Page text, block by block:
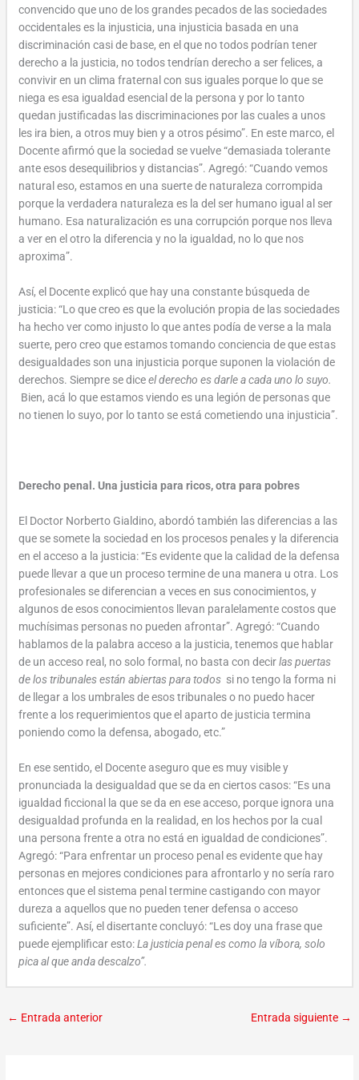
convencido que uno de los grandes pecados de las sociedades
occidentales es la injusticia, una injusticia basada en una
discriminación casi de base, en el que no todos podrían tener
derecho a la justicia, no todos tendrían derecho a ser felices, a
convivir en un clima fraternal con sus iguales porque lo que se
niega es esa igualdad esencial de la persona y por lo tanto
quedan justificadas las discriminaciones por las cuales a unos
les ira bien, a otros muy bien y a otros pésimo”. En este marco, el
Docente afirmó que la sociedad se vuelve “demasiada tolerante
ante esos desequilibrios y distancias”. Agregó: “Cuando vemos
natural eso, estamos en una suerte de naturaleza corrompida
porque la verdadera naturaleza es la del ser humano igual al ser
humano. Esa naturalización es una corrupción porque nos lleva
a ver en el otro la diferencia y no la igualdad, no lo que nos
aproxima”.
Así, el Docente explicó que hay una constante búsqueda de
justicia: “Lo que creo es que la evolución propia de las sociedades
ha hecho ver como injusto lo que antes podía de verse a la mala
suerte, pero creo que estamos tomando conciencia de que estas
desigualdades son una injusticia porque suponen la violación de
derechos. Siempre se diceel derecho es darle a cada uno lo suyo.
Bien, acá lo que estamos viendo es una legión de personas que
no tienen lo suyo, por lo tanto se está cometiendo una injusticia”.
Derecho penal. Una justicia para ricos, otra para pobres
El Doctor Norberto Gialdino, abordó también las diferencias a las
que se somete la sociedad en los procesos penales y la diferencia
en el acceso a la justicia: “Es evidente que la calidad de la defensa
puede llevar a que un proceso termine de una manera u otra. Los
profesionales se diferencian a veces en sus conocimientos, y
algunos de esos conocimientos llevan paralelamente costos que
muchísimas personas no pueden afrontar”. Agregó: “Cuando
hablamos de la palabra acceso a la justicia, tenemos que hablar
de un acceso real, no solo formal, no basta con decirlas puertas
de los tribunales están abiertas para todos si no tengo la forma ni
de llegar a los umbrales de esos tribunales o no puedo hacer
frente a los requerimientos que el aparto de justicia termina
poniendo como la defensa, abogado, etc.”
En ese sentido, el Docente aseguro que es muy visible y
pronunciada la desigualdad que se da en ciertos casos: “Es una
igualdad ficcional la que se da en ese acceso, porque ignora una
desigualdad profunda en la realidad, en los hechos por la cual
una persona frente a otra no está en igualdad de condiciones”.
Agregó: “Para enfrentar un proceso penal es evidente que hay
personas en mejores condiciones para afrontarlo y no sería raro
entonces que el sistema penal termine castigando con mayor
dureza a aquellos que no pueden tener defensa o acceso
suficiente”. Así, el disertante concluyó: “Les doy una frase que
puede ejemplificar esto:La justicia penal es como la víbora, solo
pica al que anda descalzo”.
← Entrada anterior Entrada siguiente →